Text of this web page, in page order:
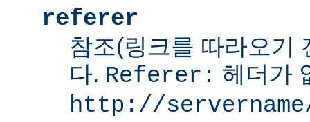
referer
참조(링크를 따라오기
다. Referer: 헤더가
http://